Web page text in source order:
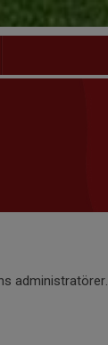
administratörer.